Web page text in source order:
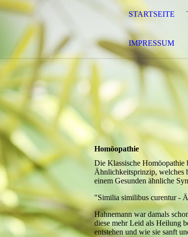
STARTSEITE
IMPRESSUM
Homöopathie
Die Klassische Homöopathie
Ähnlichkeitsprinzip, welches
einem Gesunden ähnliche
"Similia similibus curentur -
Hahnemann war damals
diese mehr Leid als Heilung
entstehen und wie sie sanft